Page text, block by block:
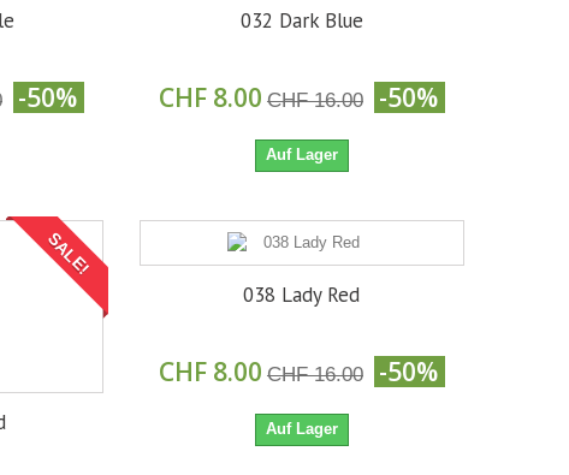
-50%
032 Dark Blue
CHF 8.00 CHF 16.00 -50%
Auf Lager
SALE!
038 Lady Red
CHF 8.00 CHF 16.00 -50%
Auf Lager